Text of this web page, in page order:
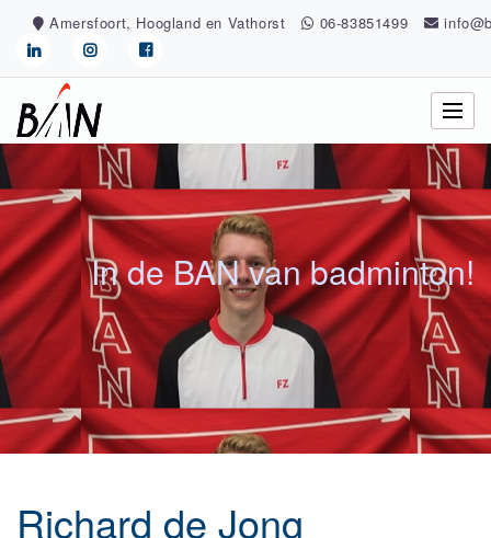
content
Amersfoort, Hoogland en Vathorst 06-83851499
In de BAN van badminton!
Richard de Jong